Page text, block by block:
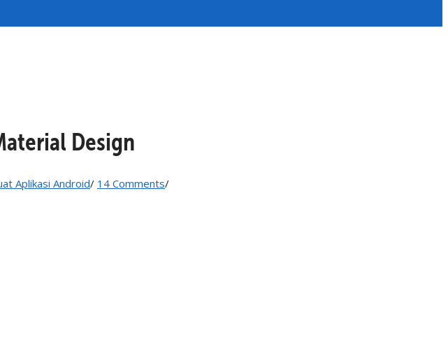
Design
Aplikasi Android/ 14 Comments/